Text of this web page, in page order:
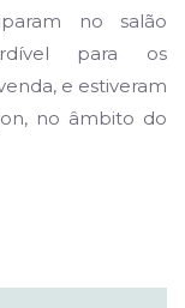
no salão
para os
e estiveram
no âmbito do